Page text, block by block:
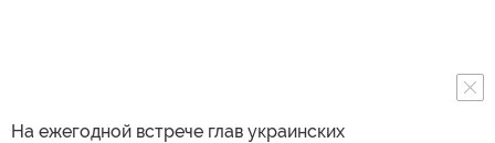
На ежегодной встрече глав украинских